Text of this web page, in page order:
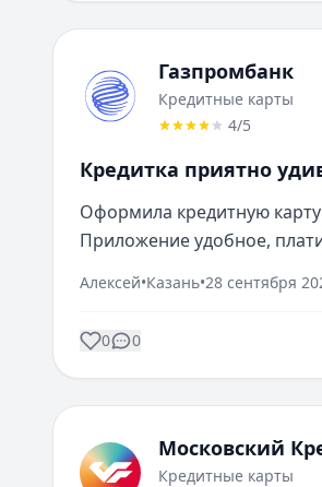
Газпромбанк
Кредитные карты
4/5
Кредитка приятно
Оформила кредитную
Приложение удобное,
Алексей•Казань•28 сентября
0 0
Московский
Кредитные карты